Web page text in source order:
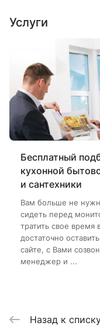
Услуги
Бесплатный
кухонной
и сантехники
Вам больше не
сидеть перед
тратить свое время
достаточно
сайте, с Вами
менеджер и ...
Назад к